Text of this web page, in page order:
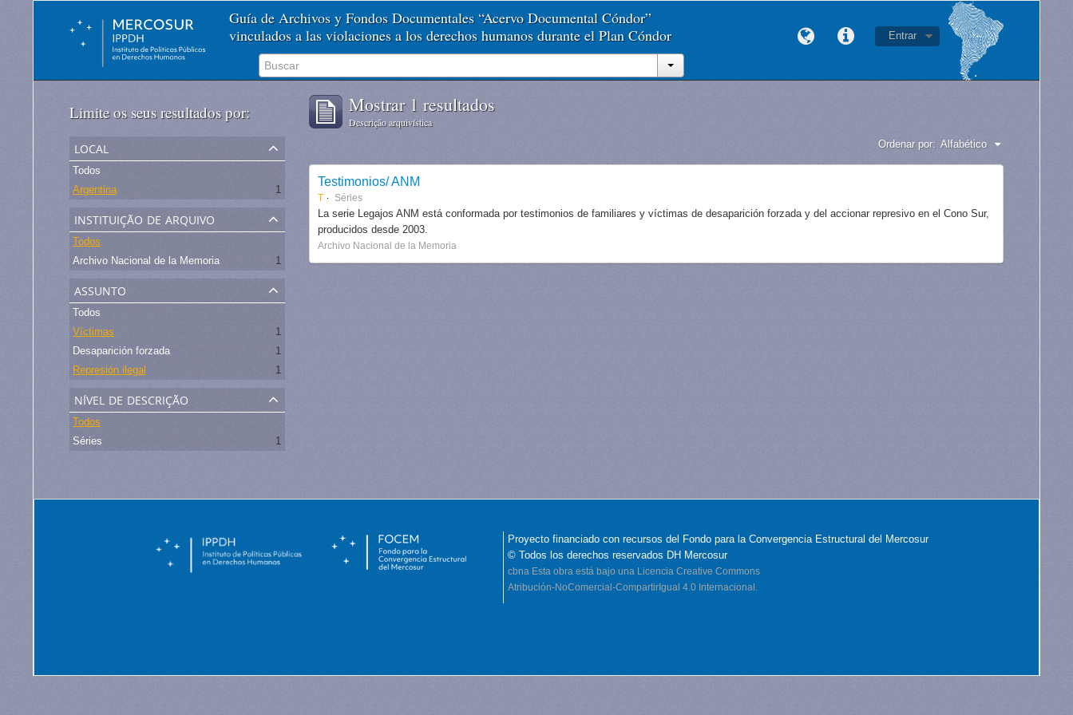
Guía de Archivos y Fondos Documentales “Acervo Documental Cóndor”
vinculados a las violaciones a los derechos humanos durante el Plan Cóndor
Entrar
Limite os seus resultados por:
local
Todos
Argentina
1
instituição de arquivo
Todos
Archivo Nacional de la Memoria
1
assunto
Todos
Víctimas
1
Desaparición forzada
1
Represión ilegal
1
nível de descrição
Todos
Séries
1
Mostrar 1 resultados
Descrição arquivística
Ordenar por: Alfabético
Testimonios/ ANM
T Séries
La serie Legajos ANM está conformada por testimonios de familiares y víctimas de desaparición forzada y del accionar represivo en el Cono Sur,
producidos desde 2003.
Archivo Nacional de la Memoria
Proyecto financiado con recursos del Fondo para la Convergencia Estructural del Mercosur
© Todos los derechos reservados DH Mercosur
cbna Esta obra está bajo una Licencia Creative Commons
Atribución-NoComercial-CompartirIgual 4.0 Internacional.